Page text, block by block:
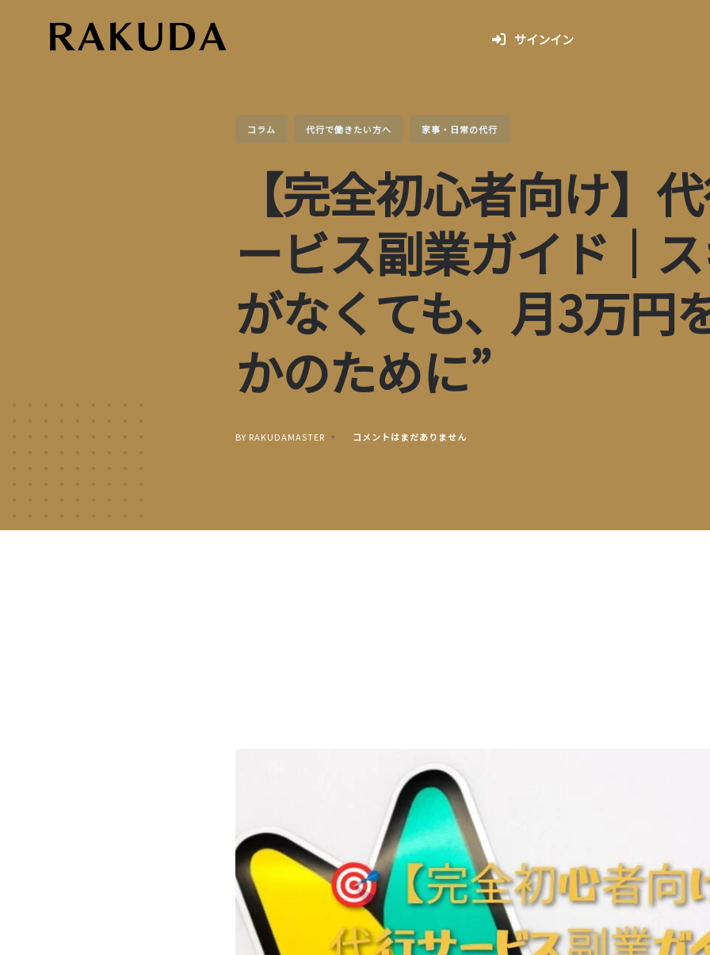
サインイン
コラム 代行で働きたい方へ 家事・日常の代行
【完全初心者向け】
ービス副業ガイド｜
がなくても、月3万円
かのために”
BY RAKUDAMASTER コメントはまだありません